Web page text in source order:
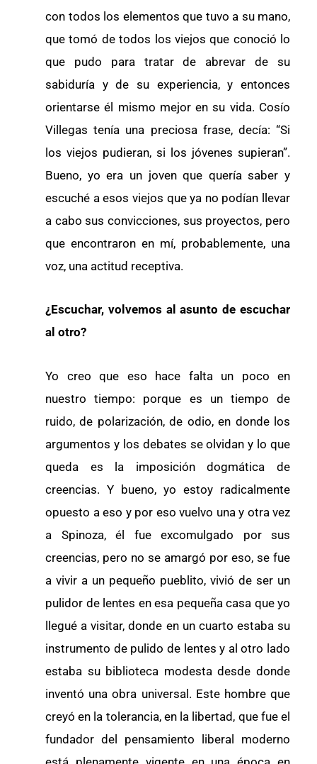
con todos los elementos que tuvo a su mano,
que tomó de todos los viejos que conoció lo
que pudo para tratar de abrevar de su
sabiduría y de su experiencia, y entonces
orientarse él mismo mejor en su vida. Cosío
Villegas tenía una preciosa frase, decía: “Si
los viejos pudieran, si los jóvenes supieran”.
Bueno, yo era un joven que quería saber y
escuché a esos viejos que ya no podían llevar
a cabo sus convicciones, sus proyectos, pero
que encontraron en mí, probablemente, una
voz, una actitud receptiva.
¿Escuchar, volvemos al asunto de escuchar
al otro?
Yo creo que eso hace falta un poco en
nuestro tiempo: porque es un tiempo de
ruido, de polarización, de odio, en donde los
argumentos y los debates se olvidan y lo que
queda es la imposición dogmática de
creencias. Y bueno, yo estoy radicalmente
opuesto a eso y por eso vuelvo una y otra vez
a Spinoza, él fue excomulgado por sus
creencias, pero no se amargó por eso, se fue
a vivir a un pequeño pueblito, vivió de ser un
pulidor de lentes en esa pequeña casa que yo
llegué a visitar, donde en un cuarto estaba su
instrumento de pulido de lentes y al otro lado
estaba su biblioteca modesta desde donde
inventó una obra universal. Este hombre que
creyó en la tolerancia, en la libertad, que fue el
fundador del pensamiento liberal moderno